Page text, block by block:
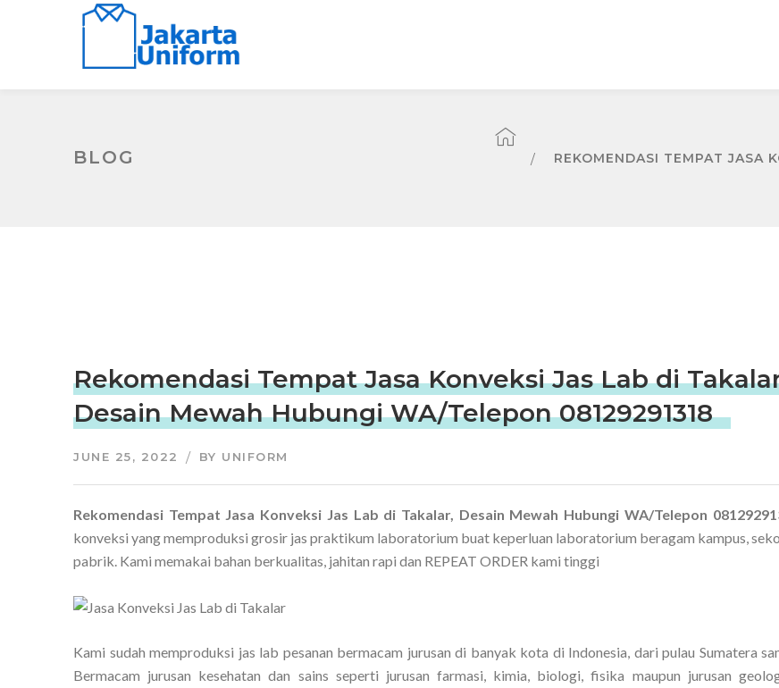
BLOG
REKOMENDASI TEMPAT JASA
Rekomendasi Tempat Jasa Konveksi Jas Lab di
Desain Mewah Hubungi WA/Telepon 08129291318
JUNE 25, 2022 BY UNIFORM
Rekomendasi Tempat Jasa Konveksi Jas Lab di Takalar, Desain Mewah Hubungi WA/Telepon
konveksi yang memproduksi grosir jas praktikum laboratorium buat keperluan laboratorium beragam kampus,
pabrik. Kami memakai bahan berkualitas, jahitan rapi dan REPEAT ORDER kami tinggi
Kami sudah memproduksi jas lab pesanan bermacam jurusan di banyak kota di Indonesia, dari pulau Sumatera
Bermacam jurusan kesehatan dan sains seperti jurusan farmasi, kimia, biologi, fisika maupun jurusan